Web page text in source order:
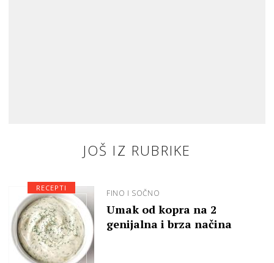
JOŠ IZ RUBRIKE
FINO I SOČNO
Umak od kopra na 2
genijalna i brza načina
RECEPTI